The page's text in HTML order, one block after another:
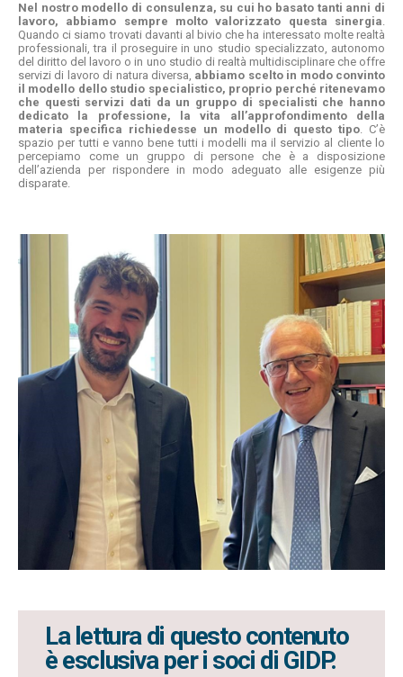
Nel nostro modello di consulenza, su cui ho basato tanti anni di
lavoro, abbiamo sempre molto valorizzato questa sinergia.
Quando ci siamo trovati davanti al bivio che ha interessato molte realtà
professionali, tra il proseguire in uno studio specializzato, autonomo
del diritto del lavoro o in uno studio di realtà multidisciplinare che offre
servizi di lavoro di natura diversa, abbiamo scelto in modo convinto
il modello dello studio specialistico, proprio perché ritenevamo
che questi servizi dati da un gruppo di specialisti che hanno
dedicato la professione, la vita all’approfondimento della
materia specifica richiedesse un modello di questo tipo. C’è
spazio per tutti e vanno bene tutti i modelli ma il servizio al cliente lo
percepiamo come un gruppo di persone che è a disposizione
dell’azienda per rispondere in modo adeguato alle esigenze più
disparate.
La lettura di questo contenuto
è esclusiva per i soci di GIDP.